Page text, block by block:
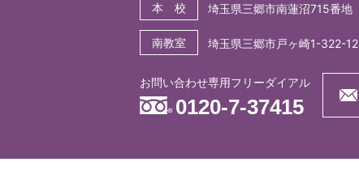
本 校 埼玉県三郷市南蓮沼715番地
南教室 埼玉県三郷市戸ヶ崎1-322-12
お問い合わせ専用フリーダイアル
® 0120-7-37415